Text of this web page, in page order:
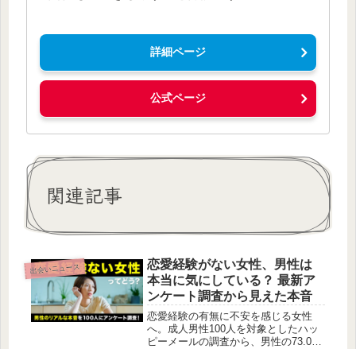
詳細ページ
公式ページ
関連記事
出会いニュース
恋愛経験がない女性、男性は
本当に気にしている？ 最新ア
ンケート調査から見えた本音
恋愛経験の有無に不安を感じる女性
へ。成人男性100人を対象としたハッ
ピーメールの調査から、男性の73.0％